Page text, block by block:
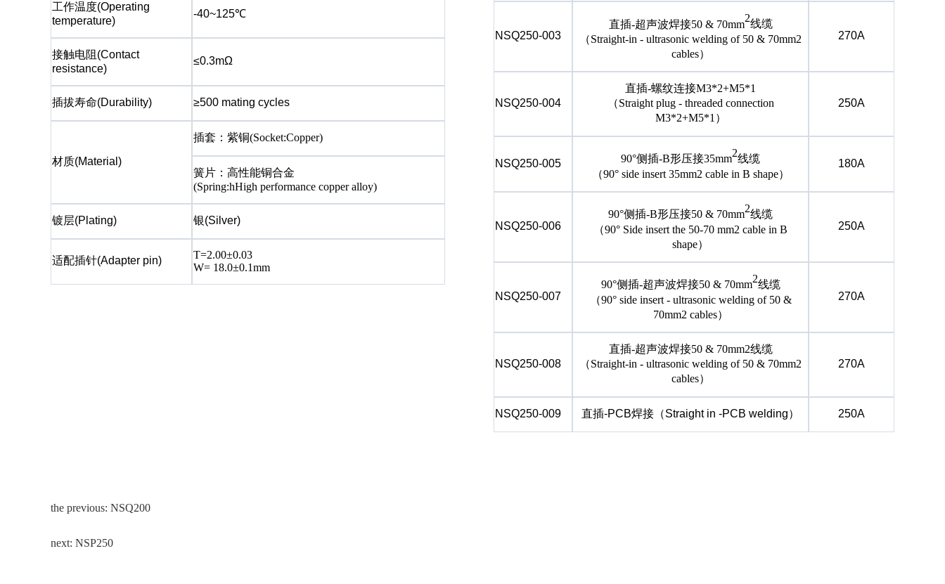
工作温度(Operating
temperature)
-40~125℃
接触电阻 (Contact
resistance)
≤0.3mΩ
插拔寿命(Durability) ≥500 mating cycles
材质(Material)
插套：紫铜(Socket:Copper)
簧片：高性能铜合金
(Spring:hHigh performance copper alloy)
镀层(Plating) 银(Silver)
适配插针(Adapter pin)
T=2.00±0.03
W= 18.0±0.1mm
NSQ250-003
直插-超声波焊接50 & 70mm
2
线缆
（Straight-in - ultrasonic welding of 50 & 70mm2
cables）
270A
NSQ250-004
直插-螺纹连接M3*2+M5*1
（Straight plug - threaded connection
M3*2+M5*1）
250A
NSQ250-005 90°侧插-B形压接35mm
2
线缆
（90° side insert 35mm2 cable in B shape）
180A
NSQ250-006
90°侧插-B形压接50 & 70mm
2
线缆
（90° Side insert the 50-70 mm2 cable in B
shape）
250A
NSQ250-007
90°侧插-超声波焊接50 & 70mm
2
线缆
（90° side insert - ultrasonic welding of 50 &
70mm2 cables）
270A
NSQ250-008
直插-超声波焊接50 & 70mm2线缆
（Straight-in - ultrasonic welding of 50 & 70mm2
cables）
270A
NSQ250-009 直插-PCB焊接（Straight in -PCB welding） 250A
the previous: NSQ200
next: NSP250